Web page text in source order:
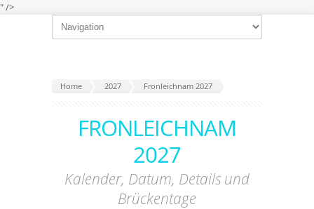
" />
Home 2027 Fronleichnam 2027
FRONLEICHNAM
2027
Kalender, Datum, Details und
Brückentage